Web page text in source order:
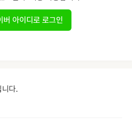
버 아이디로 로그인
다.